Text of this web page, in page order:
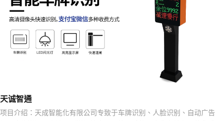
天诚智通
项目介绍：天成智能化有限公司专致于车牌识别、人脸识别、自动广告